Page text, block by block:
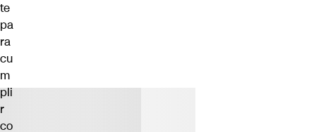
te
pa
ra
cu
m
pli
r
co